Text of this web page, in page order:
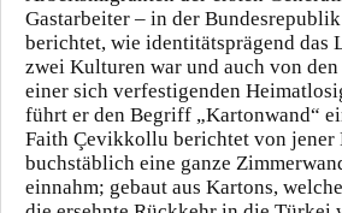
Gastarbeiter – in der
berichtet, wie identitätsprägend das
zwei Kulturen war und auch von
einer sich verfestigenden
führt er den Begriff „Kartonwand“
Faith Çevikkollu berichtet von jener
buchstäblich eine ganze
einnahm; gebaut aus Kartons,